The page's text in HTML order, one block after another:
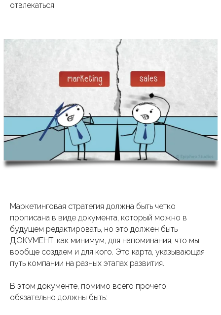
отвлекаться!
Маркетинговая стратегия должна быть четко
прописана в виде документа, который можно в
будущем редактировать, но это должен быть
ДОКУМЕНТ, как минимум, для напоминания, что мы
вообще создаем и для кого. Это карта, указывающая
путь компании на разных этапах развития.
В этом документе, помимо всего прочего,
обязательно должны быть: